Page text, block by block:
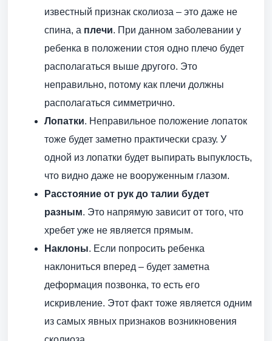
известный признак сколиоза – это даже не
спина, а плечи. При данном заболевании у
ребенка в положении стоя одно плечо будет
располагаться выше другого. Это
неправильно, потому как плечи должны
располагаться симметрично.
Лопатки. Неправильное положение лопаток
тоже будет заметно практически сразу. У
одной из лопатки будет выпирать выпуклость,
что видно даже не вооруженным глазом.
Расстояние от рук до талии будет
разным. Это напрямую зависит от того, что
хребет уже не является прямым.
Наклоны. Если попросить ребенка
наклониться вперед – будет заметна
деформация позвонка, то есть его
искривление. Этот факт тоже является одним
из самых явных признаков возникновения